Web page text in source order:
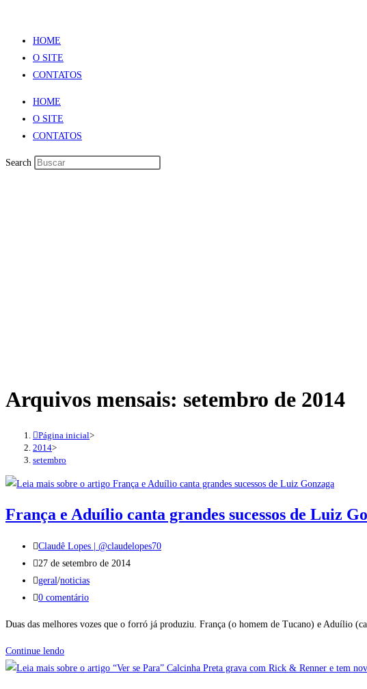
conteúdo
HOME
O SITE
CONTATOS
HOME
O SITE
CONTATOS
Search
Arquivos mensais: setembro de 2014
Página inicial>
2014>
setembro
França e Aduílio canta grandes sucessos de Luiz
Autor
do
post:
Claudê Lopes | @claudelopes70
Post
publicado:
27 de setembro de 2014
Categoria
do
geral/noticias
Comentários
0 comentário
Duas das melhores vozes que o forró já produziu. França (o homem de Tucano) e Aduílio
Continue lendoFrança
e